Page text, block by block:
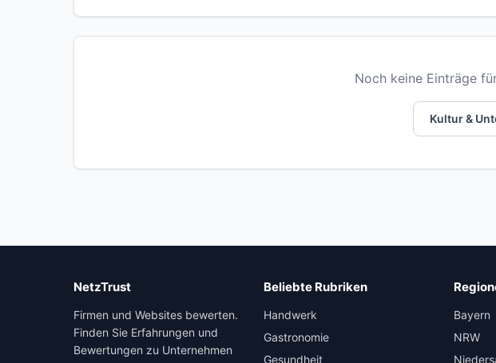
Noch keine Einträge
Kultur &
NetzTrust
Firmen und Websites bewerten.
Finden Sie Erfahrungen und
Bewertungen zu Unternehmen
Beliebte Rubriken
Handwerk
Gastronomie
Gesundheit
Bayern
NRW